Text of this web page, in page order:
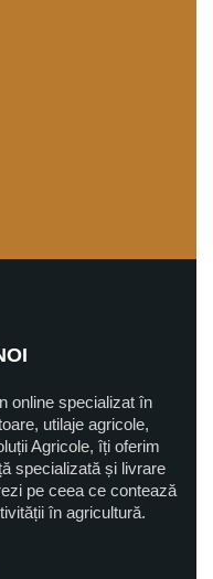
online specializat în
utilaje agricole,
Agricole, îți oferim
specializată și livrare
pe ceea ce contează
în agricultură.